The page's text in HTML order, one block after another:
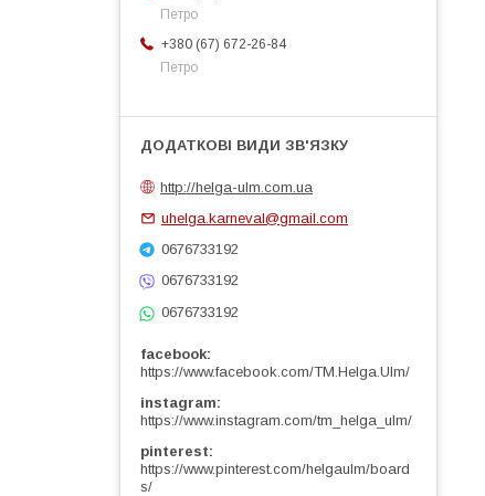
Петро
+380 (67) 672-26-84
Петро
http://helga-ulm.com.ua
uhelga.karneval@gmail.com
0676733192
0676733192
0676733192
facebook
https://www.facebook.com/TM.Helga.Ulm/
instagram
https://www.instagram.com/tm_helga_ulm/
pinterest
https://www.pinterest.com/helgaulm/board
s/